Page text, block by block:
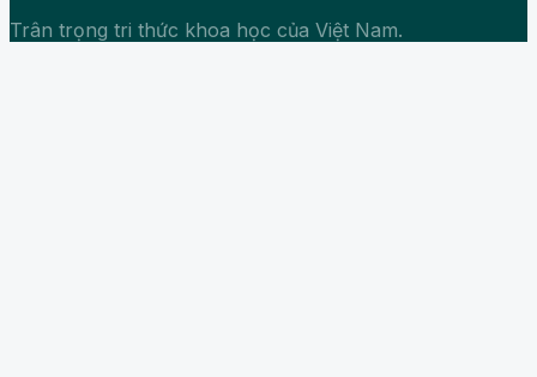
Trân trọng tri thức khoa học của Việt Nam.